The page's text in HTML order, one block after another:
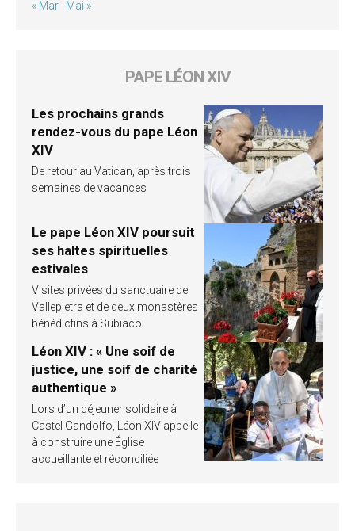
« Mar Mai »
PAPE LÉON XIV
Les prochains grands
rendez-vous du pape Léon
XIV
De retour au Vatican, après trois
semaines de vacances
Le pape Léon XIV poursuit
ses haltes spirituelles
estivales
Visites privées du sanctuaire de
Vallepietra et de deux monastères
bénédictins à Subiaco
Léon XIV : « Une soif de
justice, une soif de charité
authentique »
Lors d’un déjeuner solidaire à
Castel Gandolfo, Léon XIV appelle
à construire une Église
accueillante et réconciliée